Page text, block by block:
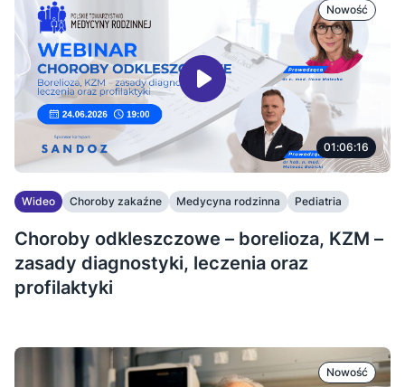
Nowość
01:06:16
Wideo Choroby zakaźne Medycyna rodzinna Pediatria
Choroby odkleszczowe – borelioza, KZM –
zasady diagnostyki, leczenia oraz
profilaktyki
Nowość